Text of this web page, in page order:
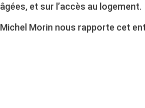
âgées, et sur l’accès au logement.
Michel Morin nous rapporte cet